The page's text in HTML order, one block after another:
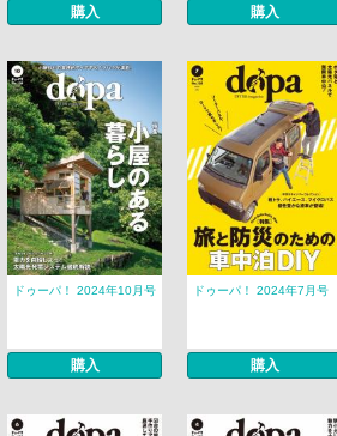
購入 購入
ドゥーパ！ 2024年10月号
購入
ドゥーパ！ 2024年7月号
購入